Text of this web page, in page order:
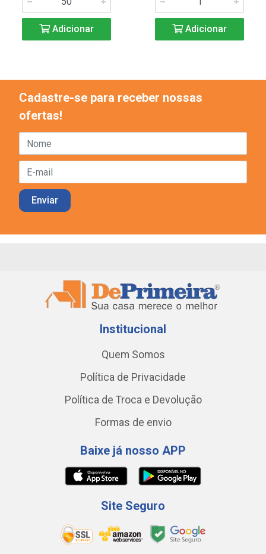
Adicionar Adicionar
Cadastre-se para receber nossas
ofertas!
Institucional
Quem Somos
Política de Privacidade
Política de Troca e Devolução
Formas de envio
Baixe já nosso APP
Site Seguro